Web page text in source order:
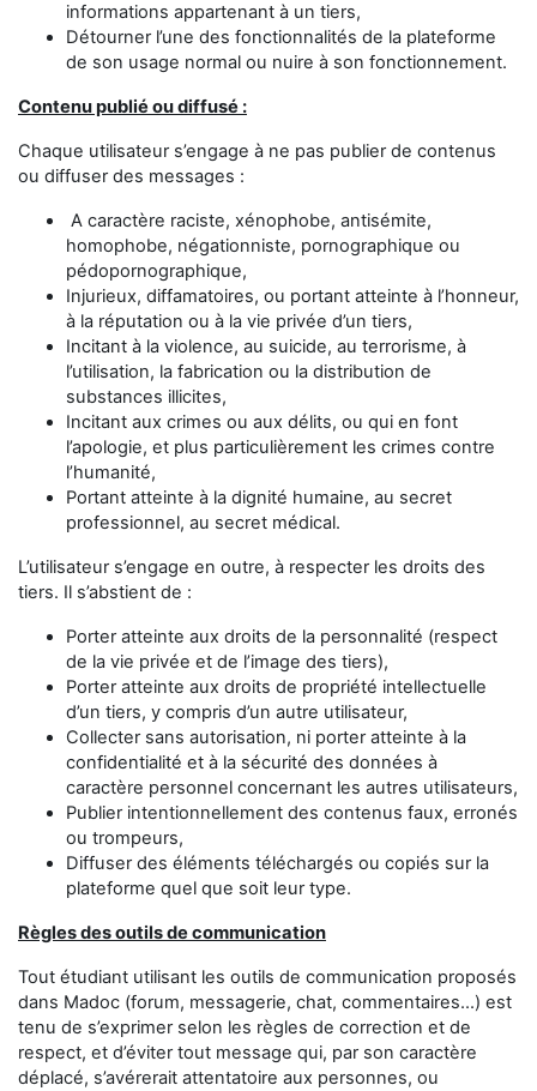
informations appartenant à un tiers,
Détourner l’une des fonctionnalités de la plateforme
de son usage normal ou nuire à son fonctionnement.
Contenu publié ou diffusé :
Chaque utilisateur s’engage à ne pas publier de contenus
ou diffuser des messages :
A caractère raciste, xénophobe, antisémite,
homophobe, négationniste, pornographique ou
pédopornographique,
Injurieux, diffamatoires, ou portant atteinte à l’honneur,
à la réputation ou à la vie privée d’un tiers,
Incitant à la violence, au suicide, au terrorisme, à
l’utilisation, la fabrication ou la distribution de
substances illicites,
Incitant aux crimes ou aux délits, ou qui en font
l’apologie, et plus particulièrement les crimes contre
l’humanité,
Portant atteinte à la dignité humaine, au secret
professionnel, au secret médical.
L’utilisateur s’engage en outre, à respecter les droits des
tiers. Il s’abstient de :
Porter atteinte aux droits de la personnalité (respect
de la vie privée et de l’image des tiers),
Porter atteinte aux droits de propriété intellectuelle
d’un tiers, y compris d’un autre utilisateur,
Collecter sans autorisation, ni porter atteinte à la
confidentialité et à la sécurité des données à
caractère personnel concernant les autres utilisateurs,
Publier intentionnellement des contenus faux, erronés
ou trompeurs,
Diffuser des éléments téléchargés ou copiés sur la
plateforme quel que soit leur type.
Règles des outils de communication
Tout étudiant utilisant les outils de communication proposés
dans Madoc (forum, messagerie, chat, commentaires...) est
tenu de s’exprimer selon les règles de correction et de
respect, et d’éviter tout message qui, par son caractère
déplacé, s’avérerait attentatoire aux personnes, ou